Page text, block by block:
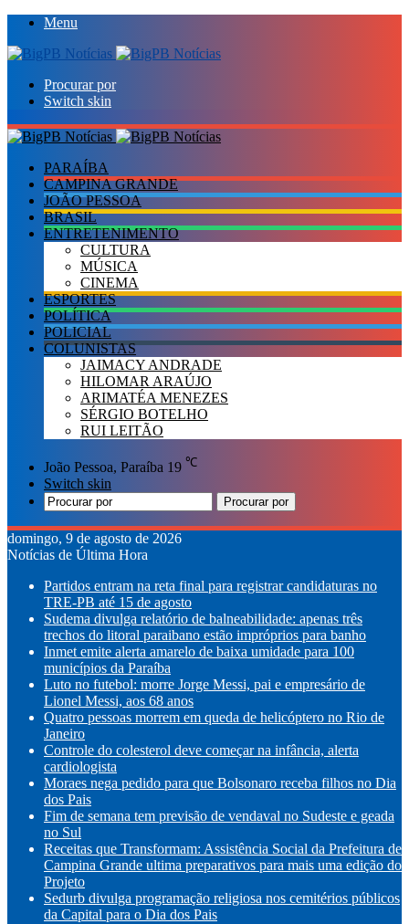
Menu
Procurar por
Switch skin
PARAÍBA
CAMPINA GRANDE
JOÃO PESSOA
BRASIL
ENTRETENIMENTO
CULTURA
MÚSICA
CINEMA
ESPORTES
POLÍTICA
POLICIAL
COLUNISTAS
JAIMACY ANDRADE
HILOMAR ARAÚJO
ARIMATÉA MENEZES
SÉRGIO BOTELHO
RUI LEITÃO
João Pessoa, Paraíba 19 ℃
Switch skin
Procurar por
domingo, 9 de agosto de 2026
Notícias de Última Hora
Partidos entram na reta final para registrar candidaturas no
TRE-PB até 15 de agosto
Sudema divulga relatório de balneabilidade: apenas três
trechos do litoral paraibano estão impróprios para banho
Inmet emite alerta amarelo de baixa umidade para 100
municípios da Paraíba
Luto no futebol: morre Jorge Messi, pai e empresário de
Lionel Messi, aos 68 anos
Quatro pessoas morrem em queda de helicóptero no Rio de
Janeiro
Controle do colesterol deve começar na infância, alerta
cardiologista
Moraes nega pedido para que Bolsonaro receba filhos no Dia
dos Pais
Fim de semana tem previsão de vendaval no Sudeste e geada
no Sul
Receitas que Transformam: Assistência Social da Prefeitura de
Campina Grande ultima preparativos para mais uma edição do
Projeto
Sedurb divulga programação religiosa nos cemitérios públicos
da Capital para o Dia dos Pais